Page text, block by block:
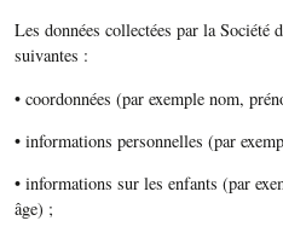
Les données collectées par la Société
suivantes :
• coordonnées (par exemple nom,
• informations personnelles (par
• informations sur les enfants (par
âge) ;